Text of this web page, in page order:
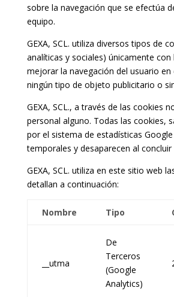
sobre la navegación que se efectúa
equipo.
GEXA, SCL. utiliza diversos tipos de
analíticas y sociales) únicamente con
mejorar la navegación del usuario en
ningún tipo de objeto publicitario o
GEXA, SCL., a través de las cookies
personal alguno. Todas las cookies,
por el sistema de estadísticas
temporales y desaparecen al concluir
GEXA, SCL. utiliza en este sitio web
detallan a continuación:
Nombre Tipo
__utma
De
Terceros
(Google
Analytics)